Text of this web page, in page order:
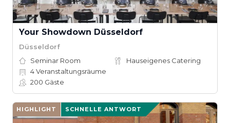
Your Showdown Düsseldorf
Düsseldorf
Seminar Room
Hauseigenes Catering
4Veranstaltungsräume
200 Gäste
HIGHLIGHT SCHNELLE ANTWORT